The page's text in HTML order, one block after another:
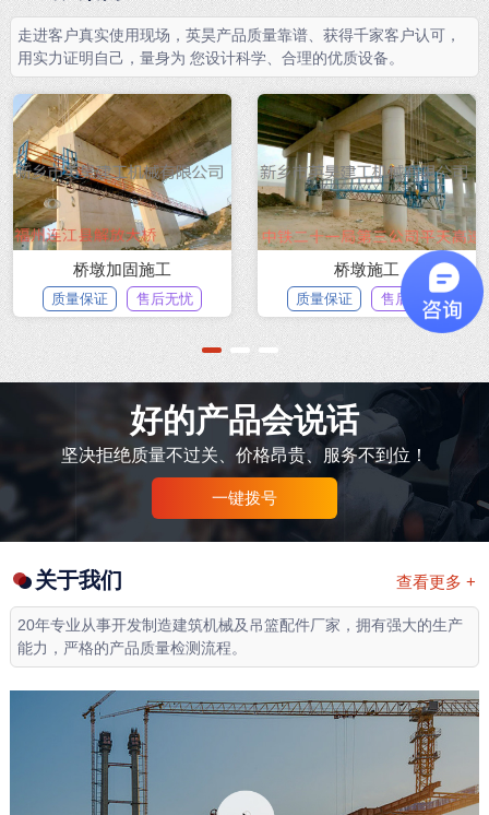
走进客户真实使用现场，英昊产品质量靠谱、获得千家客户认可，
用实力证明自己，量身为 您设计科学、合理的优质设备。
桥墩加固施工
质量保证 售后无忧
桥墩施工
质量保证 售后无忧
1 2 3
好的产品会说话
坚决拒绝质量不过关、价格昂贵、服务不到位！
一键拨号
查看更多 +
关于我们
20年专业从事开发制造建筑机械及吊篮配件厂家，拥有强大的生产
能力，严格的产品质量检测流程。